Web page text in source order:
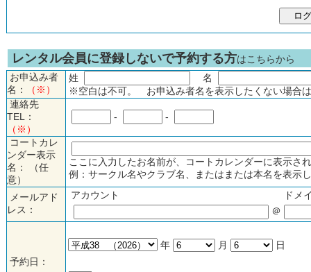
レンタル会員に登録しないで予約する方はこちらから
お申込み者
名：
（※）
姓
名
※空白は不可。 お申込み者名を表示したくない場合
連絡先
TEL：
（※）
- -
コートカレ
ンダー表示
名： （任
意）
ここに入力したお名前が、コートカレンダーに表示
例：サークル名やクラブ名、またはまたは本名を表示
メールアド
レス：
アカウント
ドメ
＠
予約日：
年 月 日